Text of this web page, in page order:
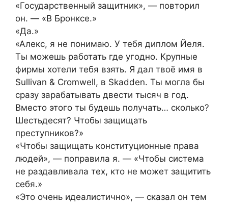
«Государственный защитник», — повторил
он. — «В Бронксе.»
«Да.»
«Алекс, я не понимаю. У тебя диплом Йеля.
Ты можешь работать где угодно. Крупные
фирмы хотели тебя взять. Я дал твоё имя в
Sullivan & Cromwell, в Skadden. Ты могла бы
сразу зарабатывать двести тысяч в год.
Вместо этого ты будешь получать… сколько?
Шестьдесят? Чтобы защищать
преступников?»
«Чтобы защищать конституционные права
людей», — поправила я. — «Чтобы система
не раздавливала тех, кто не может защитить
себя.»
«Это очень идеалистично», — сказал он тем